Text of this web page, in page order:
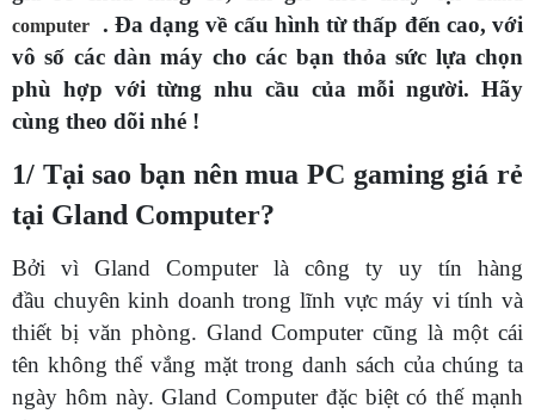
computer
. Đa dạng về cấu hình từ thấp đến cao, với
vô số các dàn máy cho các bạn thỏa sức lựa chọn
phù hợp với từng nhu cầu của mỗi người. Hãy
cùng theo dõi nhé !
1/ Tại sao bạn nên mua PC gaming giá rẻ
tại Gland Computer?
Bởi vì Gland Computer là công ty uy tín hàng
đầu chuyên kinh doanh trong lĩnh vực máy vi tính và
thiết bị văn phòng. Gland Computer cũng là một cái
tên không thể vắng mặt trong danh sách của chúng ta
ngày hôm này. Gland Computer đặc biệt có thế mạnh